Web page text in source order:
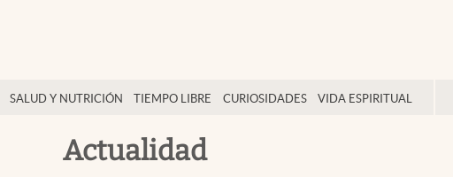
SALUD Y NUTRICIÓN TIEMPO LIBRE CURIOSIDADES VIDA ESPIRITUAL
Actualidad